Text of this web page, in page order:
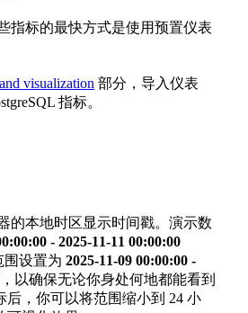
指标的最快方式是使用预置仪表
visualization 部分，导入仪表
指标。
的本地时区显示时间戳。演示数
- 2025-11-11 00:00:00
围设置为 2025-11-09 00:00:00 -
，以确保无论你身处何地都能看到
后，你可以将范围缩小到 24 小